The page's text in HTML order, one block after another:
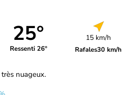
25°
Ressenti 26°
15 km/h
Rafales30 km/h
nuageux.